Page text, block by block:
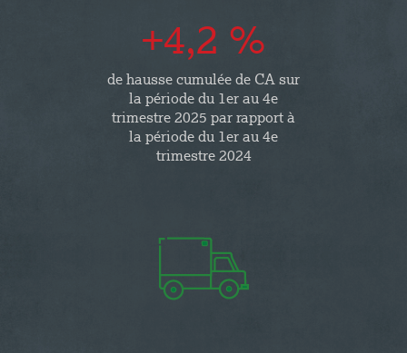
+4,2 %
de hausse cumulée de CA sur
la période du 1er au 4e
trimestre 2025 par rapport à
la période du 1er au 4e
trimestre 2024